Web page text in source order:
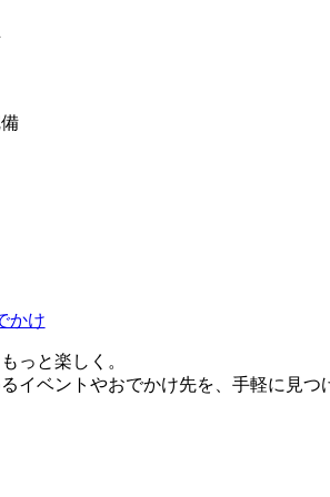
かけ
っと楽しく。
イベントやおでかけ先を、手軽に見つ